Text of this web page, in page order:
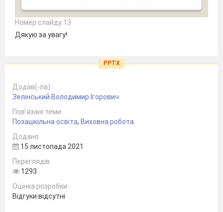
Номер слайду 13
Дякую за увагу!
PPTX
Додав(-ла)
Зелінський Володимир Ігорович
Пов’язані теми
Позашкільна освіта, Виховна робота
Додано
15 листопада 2021
Переглядів
1293
Оцінка розробки
Відгуки відсутні